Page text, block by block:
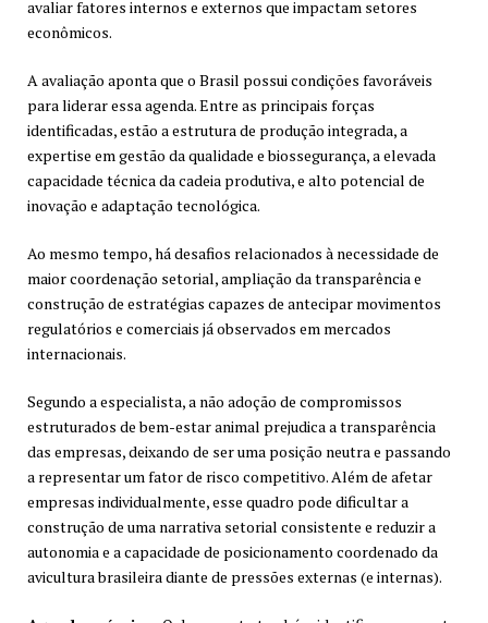
avaliar fatores internos e externos que impactam setores
econômicos.
A avaliação aponta que o Brasil possui condições favoráveis
para liderar essa agenda. Entre as principais forças
identificadas, estão a estrutura de produção integrada, a
expertise em gestão da qualidade e biossegurança, a elevada
capacidade técnica da cadeia produtiva, e alto potencial de
inovação e adaptação tecnológica.
Ao mesmo tempo, há desafios relacionados à necessidade de
maior coordenação setorial, ampliação da transparência e
construção de estratégias capazes de antecipar movimentos
regulatórios e comerciais já observados em mercados
internacionais.
Segundo a especialista, a não adoção de compromissos
estruturados de bem-estar animal prejudica a transparência
das empresas, deixando de ser uma posição neutra e passando
a representar um fator de risco competitivo. Além de afetar
empresas individualmente, esse quadro pode dificultar a
construção de uma narrativa setorial consistente e reduzir a
autonomia e a capacidade de posicionamento coordenado da
avicultura brasileira diante de pressões externas (e internas).